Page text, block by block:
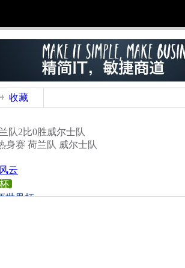
收藏
队2比0胜威尔士队
身赛 荷兰队 威尔士队
云
世界杯